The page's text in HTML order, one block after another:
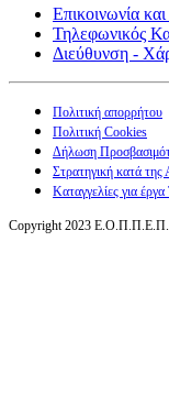
Επικοινωνία
Τηλεφωνικός
Διεύθυνση -
Πολιτική απορρήτου
Πολιτική Cookies
Δήλωση
Στρατηγική κατά της
Καταγγελίες για
Copyright 2023 Ε.Ο.Π.Π.Ε.Π.